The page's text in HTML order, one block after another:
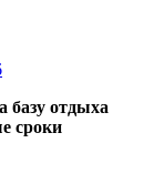
базу отдыха
сроки